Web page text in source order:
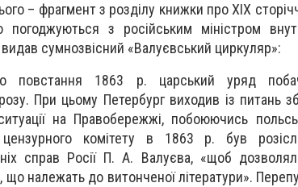
– фрагмент з розділу книжки про XIX
погоджуються з російським міністром
сумнозвісний «Валуєвський циркуляр»:
повстання 1863 р. царський уряд
При цьому Петербург виходив із питань
на Правобережжі, побоюючись
цензурного комітету в 1863 р. був
справ Росії П. А. Валуєва, «щоб
належать до витонченої літератури».